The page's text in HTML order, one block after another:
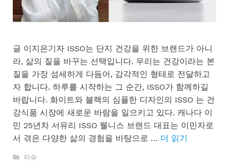
글 이지은기자 ISSO는 단지 건강을 위한 브랜드가 아니
라, 삶의 질을 바꾸는 선택입니다. 우리는 건강이라는 본
질을 가장 섬세하게 다듬어, 감각적인 형태로 전달하고
자 합니다. 하루를 시작하는 그 순간, ISSO가 함께하길
바랍니다. 화이트와 블랙의 심플한 디자인의 ISSO 는 건
강식품 시장에 새로운 바람을 일으키고 있다. 캐나다 이
민 25년차 서유리 ISSO 웰니스 브랜드 대표는 이민자로
서 겪은 다양한 삶의 경험을 바탕으로 … 더 읽기
카
이슈